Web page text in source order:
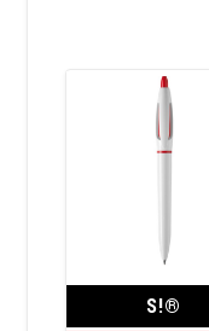
S!®